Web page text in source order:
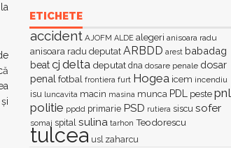
ETICHETE
accident AJOFM ALDE alegeri anisoara radu
anisoara radu deputat ARBDD arest babadag
beatcj delta deputat dna dosare penale dosar
penal fotbal frontiera furt Hogea icem incendiu
isu luncavita macin masina munca PDL peste pnl
politie ppdd primarie PSD rutiera siscu sofer
somaj spital sulina tarhon Teodorescu
tulcea usl zaharcu